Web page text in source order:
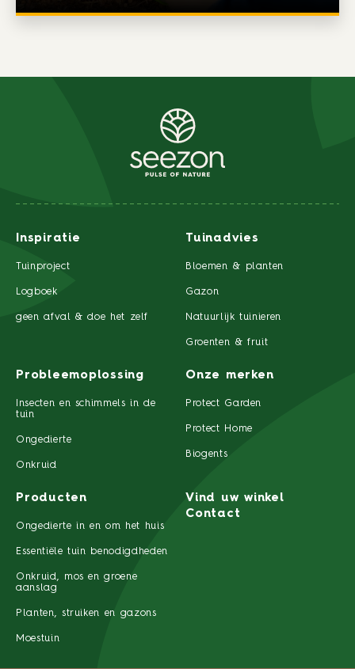
Inspiratie
Tuinproject
Logboek
geen afval & doe het zelf
Tuinadvies
Bloemen & planten
Gazon
Natuurlijk tuinieren
Groenten & fruit
Probleemoplossing
Insecten en schimmels in de
tuin
Ongedierte
Onkruid
Onze merken
Protect Garden
Protect Home
Biogents
Producten
Ongedierte in en om het huis
Essentiële tuin benodigdheden
Onkruid, mos en groene
aanslag
Planten, struiken en gazons
Moestuin
Vind uw winkel
Contact